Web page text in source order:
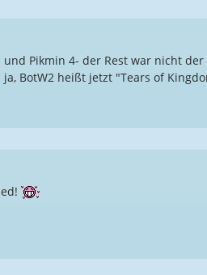
und Pikmin 4- der Rest war nicht der
ja, BotW2 heißt jetzt "Tears of